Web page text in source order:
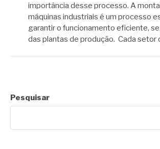
importância desse processo. A
máquinas industriais é um processo
garantir o funcionamento eficiente,
das plantas de produção. Cada setor
Pesquisar